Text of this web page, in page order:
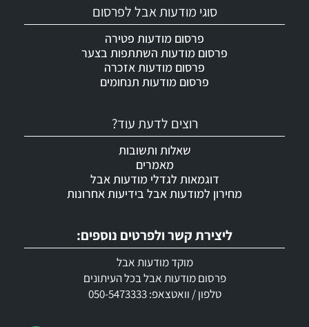
ליצירת קשר ולפרטים נוספים:
מוקד מודעות אבל
פרסום מודעות אבל בכל העיתונים
טלפון / וואטצאפ: 050-5473333
רוצים לדעת עוד?
שאלות ותשובות
מאמרים
דוגמאות לגדלי מודעות אבל
מחירון למודעות אבל בידיעות אחרונות
סוגי מודעות אבל לפרסום
פרסום מודעות פטירה
פרסום מודעות השתתפות בצער
פרסום מודעות אזכרה
פרסום מודעות תנחומים